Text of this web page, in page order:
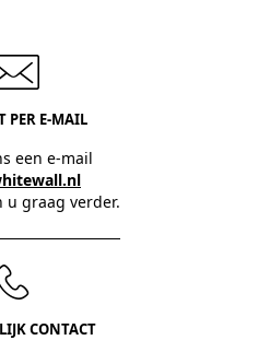
PER E-MAIL
een e-mail
graag verder.
CONTACT